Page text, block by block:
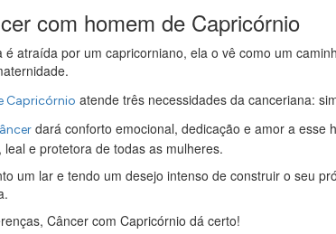
com homem de Capricórnio
é atraída por um capricorniano, ela o vê como um
Capricórnio atende três necessidades da canceriana:
dará conforto emocional, dedicação e amor a esse
e protetora de todas as mulheres.
um lar e tendo um desejo intenso de construir o seu
Câncer com Capricórnio dá certo!